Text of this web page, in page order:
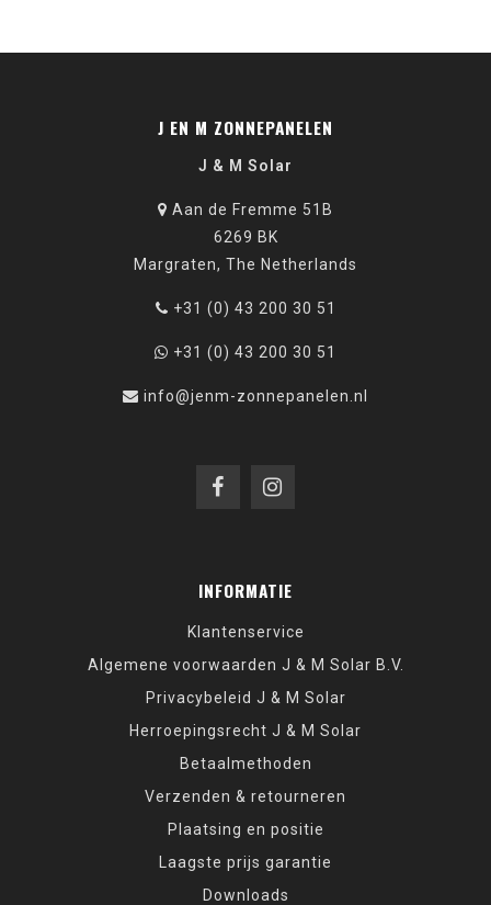
J EN M ZONNEPANELEN
J & M Solar
Aan de Fremme 51B
6269 BK
Margraten, The Netherlands
+31 (0) 43 200 30 51
+31 (0) 43 200 30 51
info@jenm-zonnepanelen.nl
INFORMATIE
Klantenservice
Algemene voorwaarden J & M Solar B.V.
Privacybeleid J & M Solar
Herroepingsrecht J & M Solar
Betaalmethoden
Verzenden & retourneren
Plaatsing en positie
Laagste prijs garantie
Downloads